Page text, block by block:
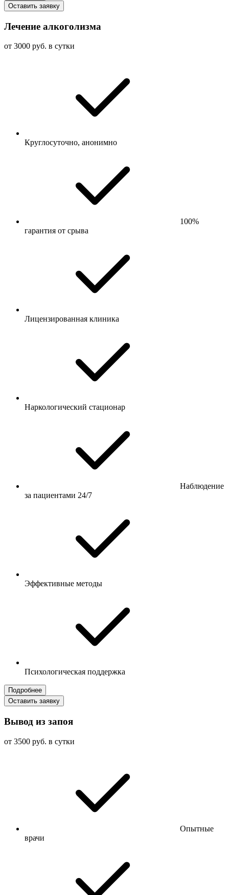
Оставить заявку
Лечение алкоголизма
от 3000 руб. в сутки
Круглосуточно, анонимно
100%
гарантия от срыва
Лицензированная клиника
Наркологический стационар
Наблюдение
за пациентами 24/7
Эффективные методы
Психологическая поддержка
Подробнее
Оставить заявку
Вывод из запоя
от 3500 руб. в сутки
Опытные
врачи